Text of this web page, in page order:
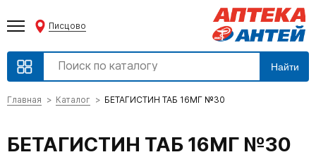
Писцово
Найти
Главная Каталог БЕТАГИСТИН ТАБ 16МГ №30
БЕТАГИСТИН ТАБ 16МГ №30